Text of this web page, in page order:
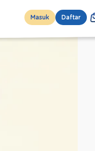
Masuk Daftar